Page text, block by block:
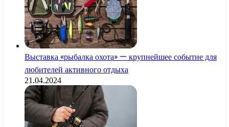
Выставка «рыбалка охота» — крупнейшее событие для
любителей активного отдыха
21.04.2024